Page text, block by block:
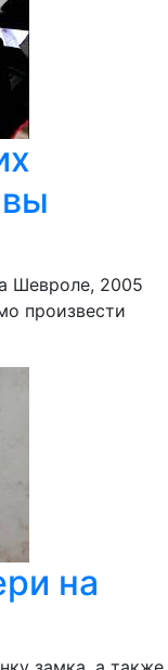
Шевроле, 2005
произвести
на